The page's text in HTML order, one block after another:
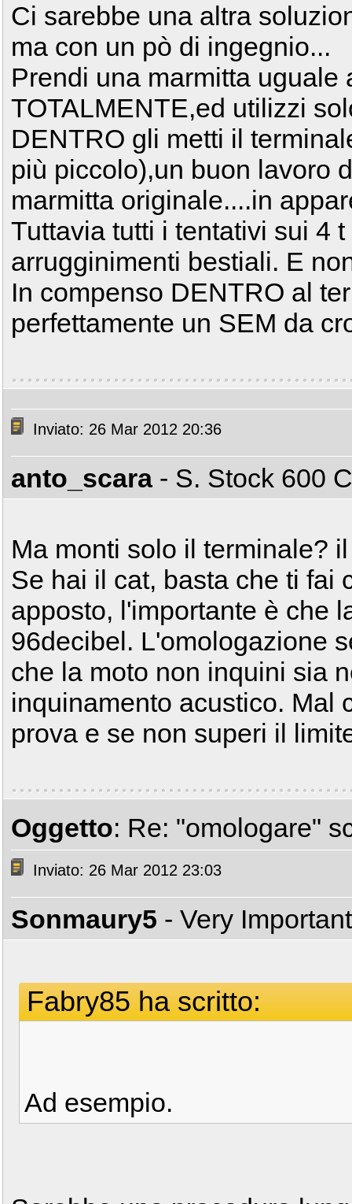
Ci sarebbe una altra
ma con un pò di ingegnio...
Prendi una marmitta
TOTALMENTE,ed utilizzi
DENTRO gli metti il
più piccolo),un buon lavoro
marmitta originale....in
Tuttavia tutti i tentativi sui 4
arrugginimenti bestiali. E
In compenso DENTRO al
perfettamente un SEM da
Inviato: 26 Mar 2012 20:36
anto_scara - S. Stock 600
Ma monti solo il terminale?
Se hai il cat, basta che ti fai
apposto, l'importante è che
96decibel. L'omologazione
che la moto non inquini sia
inquinamento acustico. Mal
prova e se non superi il
Oggetto: Re: "omologare"
Inviato: 26 Mar 2012 23:03
Sonmaury5 - Very
Fabry85 ha scritto:
Ad esempio.